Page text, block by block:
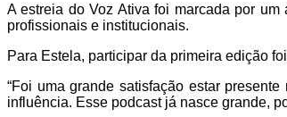
A estreia do Voz Ativa foi marcada por
profissionais e institucionais.
Para Estela, participar da primeira edição
“Foi uma grande satisfação estar
influência. Esse podcast já nasce grande,